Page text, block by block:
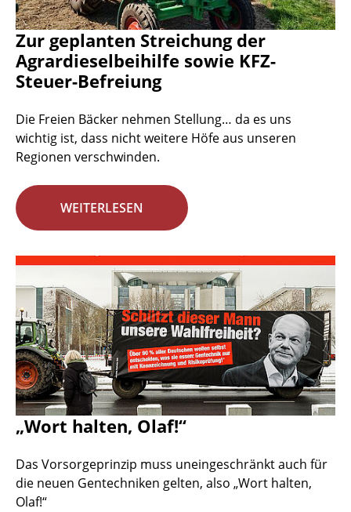
Zur geplanten Streichung der
Agrardieselbeihilfe sowie KFZ-
Steuer-Befreiung
Die Freien Bäcker nehmen Stellung… da es uns
wichtig ist, dass nicht weitere Höfe aus unseren
Regionen verschwinden.
WEITERLESEN
„Wort halten, Olaf!“
Das Vorsorgeprinzip muss uneingeschränkt auch für
die neuen Gentechniken gelten, also „Wort halten,
Olaf!“